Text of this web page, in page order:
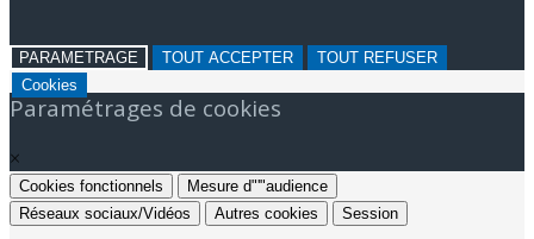
PARAMETRAGE TOUT ACCEPTER
TOUT REFUSER
Cookies
Paramétrages de cookies
×
Cookies fonctionnels
Mesure d"'"audience
Réseaux sociaux/Vidéos
Autres cookies Session